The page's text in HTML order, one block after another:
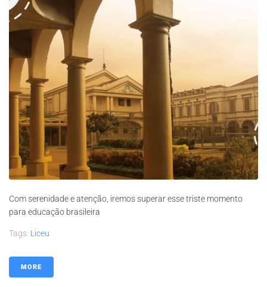
Com serenidade e atenção, iremos superar esse triste momento
para educação brasileira
Tags: Liceu
MORE